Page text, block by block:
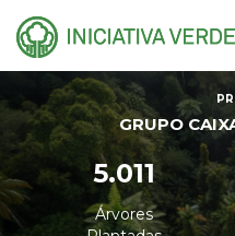
GRUPO
5.011
Árvores